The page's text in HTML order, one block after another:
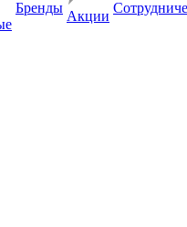
Бренды
Акции